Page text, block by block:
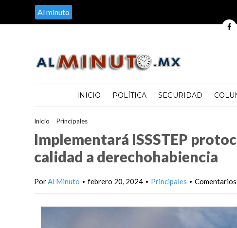
Al minuto
INICIO POLÍTICA SEGURIDAD
Inicio Principales>
Implementará ISSSTEP
calidad a derechohabiencia
PorAl Minuto • febrero 20, 2024 • Principales • Comentarios